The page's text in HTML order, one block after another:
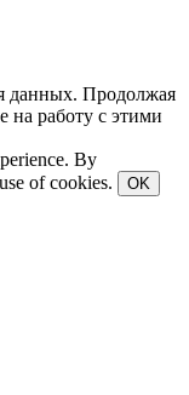
данных. Продолжая
на работу с этими
By
of cookies.
OK